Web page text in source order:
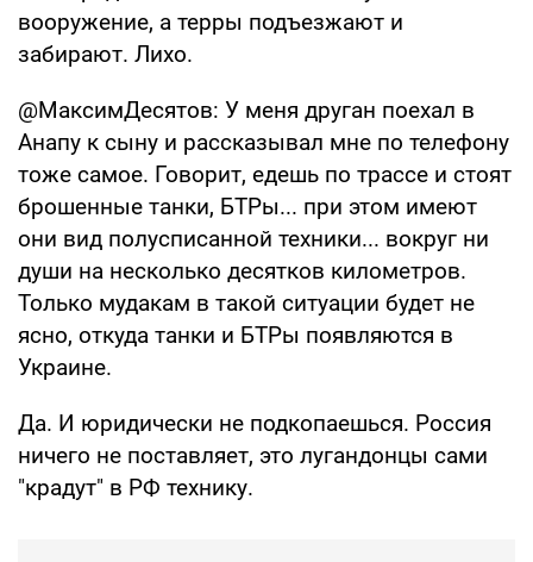
вооружение, а терры подъезжают и
забирают. Лихо.
@МаксимДесятов: У меня друган поехал в
Анапу к сыну и рассказывал мне по телефону
тоже самое. Говорит, едешь по трассе и стоят
брошенные танки, БТРы... при этом имеют
они вид полусписанной техники... вокруг ни
души на несколько десятков километров.
Только мудакам в такой ситуации будет не
ясно, откуда танки и БТРы появляются в
Украине.
Да. И юридически не подкопаешься. Россия
ничего не поставляет, это лугандонцы сами
"крадут" в РФ технику.